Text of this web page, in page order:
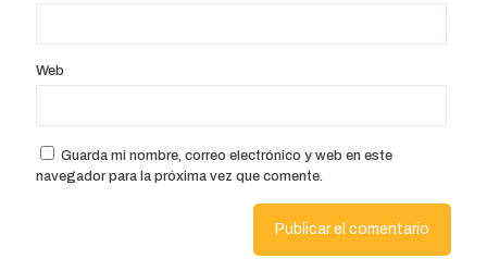
Web
Guarda mi nombre, correo electrónico y web en este
navegador para la próxima vez que comente.